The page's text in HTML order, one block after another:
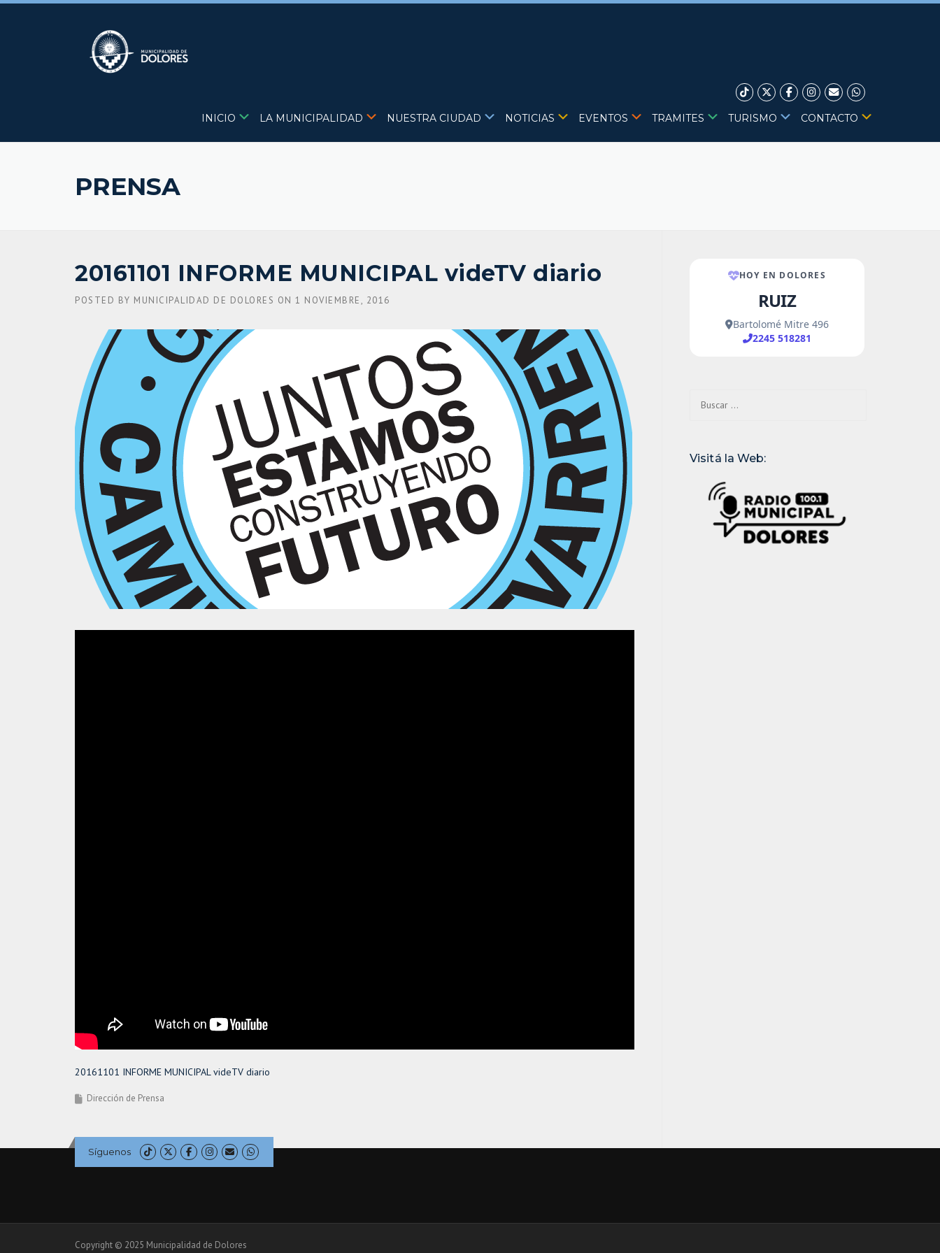
Skip
INICIO LA MUNICIPALIDAD NUESTRA CIUDAD NOTICIAS EVENTOS TRAMITES TURISMO CONTACTO
PRENSA
20161101 INFORME MUNICIPAL videTV diario
POSTED BY MUNICIPALIDAD DE DOLORES ON 1 NOVIEMBRE, 2016
20161101 INFORME MUNICIPAL videTV diario
Dirección de Prensa
Visitá la Web:
Síguenos
Copyright © 2025 Municipalidad de Dolores